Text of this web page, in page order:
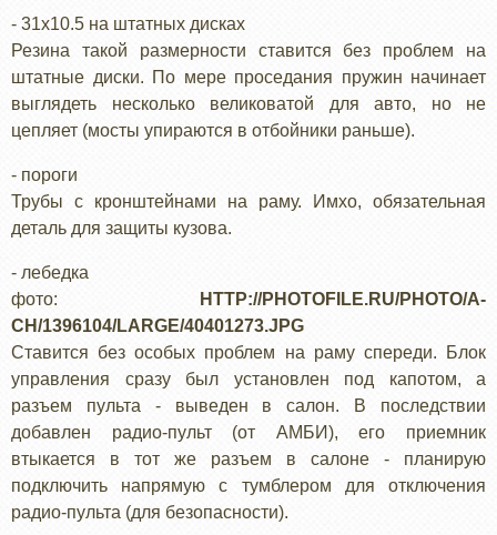
- 31x10.5 на штатных дисках
Резина такой размерности ставится без проблем на
штатные диски. По мере проседания пружин начинает
выглядеть несколько великоватой для авто, но не
цепляет (мосты упираются в отбойники раньше).
- пороги
Трубы с кронштейнами на раму. Имхо, обязательная
деталь для защиты кузова.
- лебедка
фото:
HTTP://PHOTOFILE.RU/PHOTO/A-
CH/1396104/LARGE/40401273.JPG
Ставится без особых проблем на раму спереди. Блок
управления сразу был установлен под капотом, а
разъем пульта - выведен в салон. В последствии
добавлен радио-пульт (от АМБИ), его приемник
втыкается в тот же разъем в салоне - планирую
подключить напрямую с тумблером для отключения
радио-пульта (для безопасности).